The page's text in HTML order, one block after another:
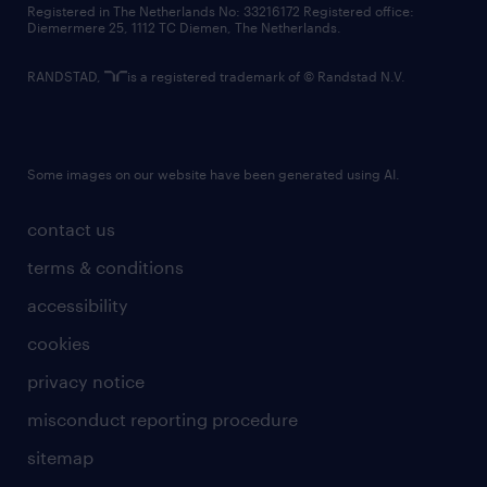
contact us
terms & conditions
accessibility
cookies
privacy notice
misconduct reporting procedure
sitemap
Registered in The Netherlands No: 33216172 Registered office:
Diemermere 25, 1112 TC Diemen, The Netherlands.
RANDSTAD, is a registered trademark of © Randstad N.V.
Some images on our website have been generated using AI.